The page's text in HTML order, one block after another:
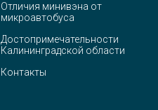
Отличия минивэна от
микроавтобуса
Достопримечательности
Калининградской области
Контакты